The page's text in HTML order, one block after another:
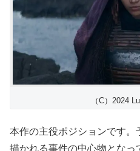
（C）2024
本作の主役ポジションです
描かれる事件の中心物とな